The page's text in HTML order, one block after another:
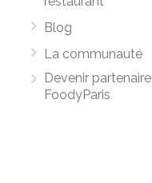
Blog
La communauté
Devenir partenaire
FoodyParis